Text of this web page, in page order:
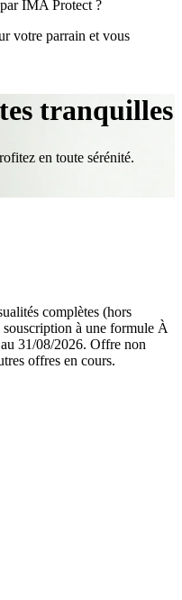
IMA Protect ?
votre parrain et vous
tranquilles
en toute sérénité.
complètes (hors
à une formule À
31/08/2026. Offre non
offres en cours.